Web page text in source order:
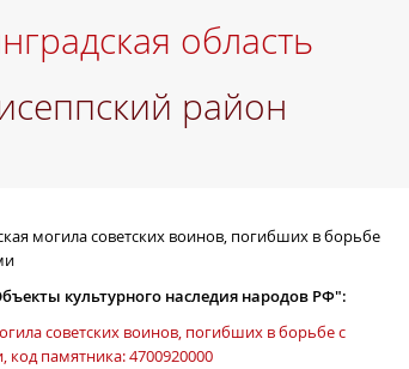
область
район
могила советских воинов, погибших в борьбе
культурного наследия народов РФ":
советских воинов, погибших в борьбе с
памятника: 4700920000